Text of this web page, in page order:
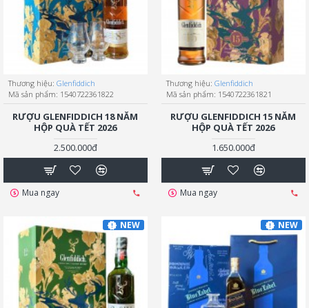
Thương hiệu: Glenfiddich
Mã sản phẩm: 1540722361822
RƯỢU GLENFIDDICH 18 NĂM
HỘP QUÀ TẾT 2026
2.500.000đ
Mua ngay
Thương hiệu: Glenfiddich
Mã sản phẩm: 1540722361821
RƯỢU GLENFIDDICH 15 NĂM
HỘP QUÀ TẾT 2026
1.650.000đ
Mua ngay
NEW NEW